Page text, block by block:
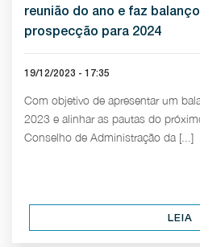
reunião do ano e faz
prospecção para 2024
19/12/2023 - 17:35
Com objetivo de apresentar um
2023 e alinhar as pautas do
Conselho de Administração da [...]
LEIA